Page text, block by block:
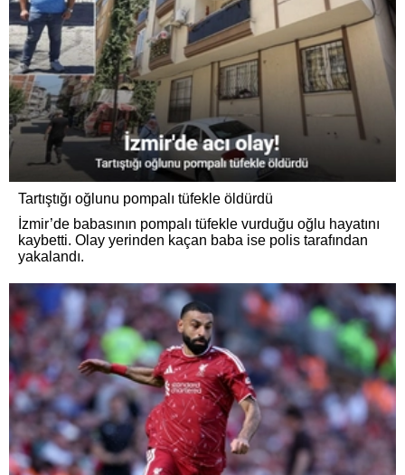
Tartıştığı oğlunu pompalı tüfekle öldürdü
İzmir’de babasının pompalı tüfekle vurduğu oğlu hayatını
kaybetti. Olay yerinden kaçan baba ise polis tarafından
yakalandı.